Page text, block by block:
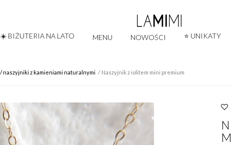
☀️ BIŻUTERIA NA LATO MENU NOWOŚCI ⭐ UNIKATY
naszyjniki z kamieniami naturalnymi Naszyjnik z iolitem mini premium